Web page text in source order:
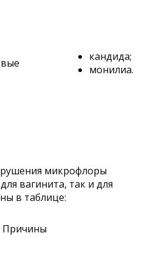
кандида;
монилиа.
микрофлоры
вагинита, так и для
в таблице:
Причины